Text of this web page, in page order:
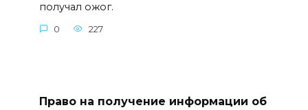
получал ожог.
0 227
Право на получение информации об